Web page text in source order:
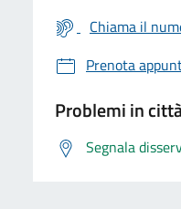
Chiama il
Prenota
Problemi in
Segnala